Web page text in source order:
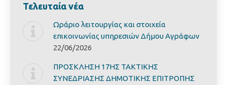
Τελευταία νέα
Ωράριο λειτουργίας και στοιχεία
επικοινωνίας υπηρεσιών Δήμου Αγράφων
22/06/2026
ΠΡΟΣΚΛΗΣΗ 17ΗΣ ΤΑΚΤΙΚΗΣ
ΣΥΝΕΔΡΙΑΣΗΣ ΔΗΜΟΤΙΚΗΣ ΕΠΙΤΡΟΠΗΣ